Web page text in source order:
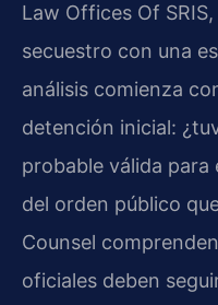
Law Offices Of
secuestro con una
análisis comienza
detención inicial:
probable válida para
del orden público
Counsel
oficiales deben